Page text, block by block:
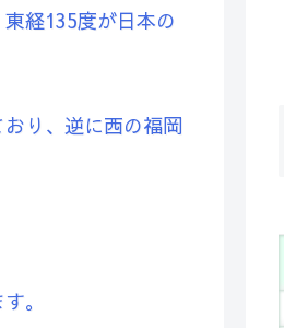
経135度が日本の
り、逆に西の福岡
。